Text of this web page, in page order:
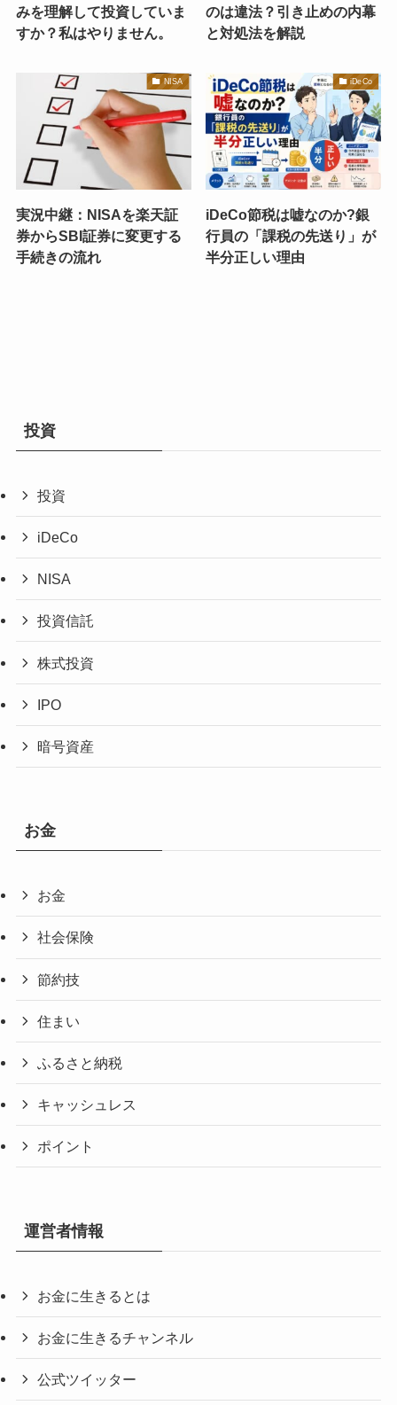
みを理解して投資していま
すか？私はやりません。
のは違法？引き止めの内幕
と対処法を解説
NISA
実況中継：NISAを楽天証
券からSBI証券に変更する
手続きの流れ
iDeCo
iDeCo節税は嘘なのか?銀
行員の「課税の先送り」が
半分正しい理由
投資
投資
iDeCo
NISA
投資信託
株式投資
IPO
暗号資産
お金
お金
社会保険
節約技
住まい
ふるさと納税
キャッシュレス
ポイント
運営者情報
お金に生きるとは
お金に生きるチャンネル
公式ツイッター